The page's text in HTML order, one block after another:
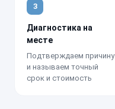
3
Диагностика на
месте
Подтверждаем причину
и называем точный
срок и стоимость